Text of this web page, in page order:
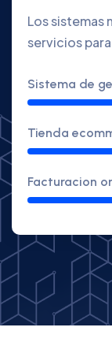
Los sistemas
servicios
Sistema de
Tienda
Facturacion